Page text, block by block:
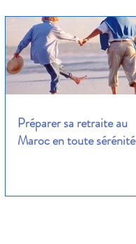
Préparer sa retraite au
Maroc en toute sérénité